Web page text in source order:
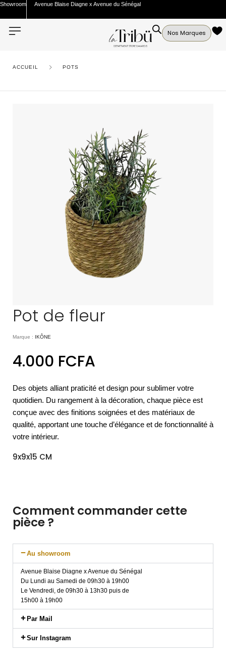
Showroom Avenue Blaise Diagne x Avenue du Sénégal
Nos Marques
ACCUEIL POTS
Pot de fleur
Marque : IKÔNE
4.000 FCFA
Des objets alliant praticité et design pour sublimer votre
quotidien. Du rangement à la décoration, chaque pièce est
conçue avec des finitions soignées et des matériaux de
qualité, apportant une touche d’élégance et de fonctionnalité à
votre intérieur.
9x9x15 CM
Comment commander cette
pièce ?
Au showroom
Avenue Blaise Diagne x Avenue du Sénégal
Du Lundi au Samedi de 09h30 à 19h00
Le Vendredi, de 09h30 à 13h30 puis de
15h00 à 19h00
Par Mail
Sur Instagram